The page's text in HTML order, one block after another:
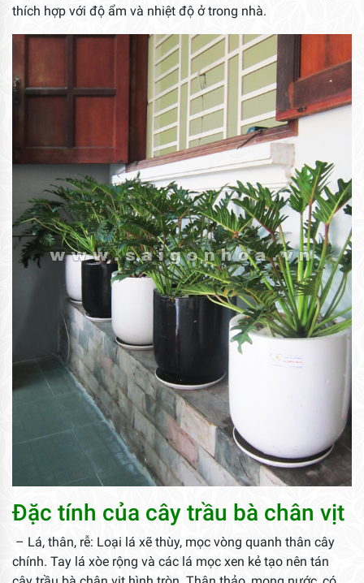
thích hợp với độ ẩm và nhiệt độ ở trong nhà.
Đặc tính của cây trầu bà chân vịt
– Lá, thân, rễ: Loại lá xẽ thùy, mọc vòng quanh thân cây
chính. Tay lá xòe rộng và các lá mọc xen kẻ tạo nên tán